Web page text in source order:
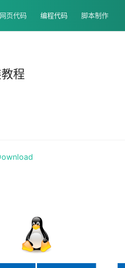
网页代码 编程代码 脚本制作
程